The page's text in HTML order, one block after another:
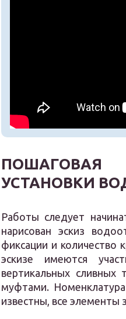
УСТАНОВКИ
Работы следует
нарисован эскиз
фиксации и количество
эскизе имеются
вертикальных
муфтами.
известны, все элементы